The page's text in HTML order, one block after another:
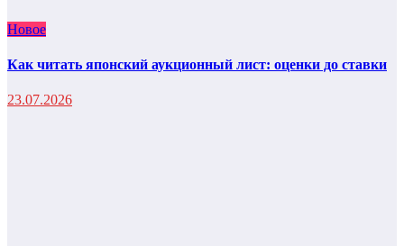
Новое
Как читать японский аукционный лист: оценки до ставки
23.07.2026